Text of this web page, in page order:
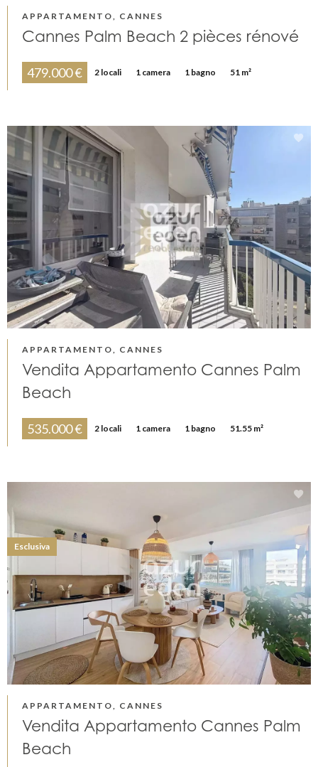
APPARTAMENTO, CANNES
Cannes Palm Beach 2 pièces rénové
479.000 € 2 locali 1 camera 1 bagno 51 m²
APPARTAMENTO, CANNES
Vendita Appartamento Cannes Palm
Beach
535.000 € 2 locali 1 camera 1 bagno 51.55 m²
APPARTAMENTO, CANNES
Vendita Appartamento Cannes Palm
Beach
Esclusiva